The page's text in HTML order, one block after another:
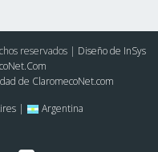
reservados | Diseño de InSys
de ClaromecoNet.com
| Argentina